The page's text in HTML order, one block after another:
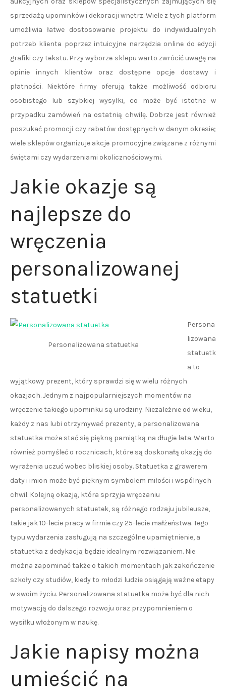
sprzedażą upominków i dekoracji wnętrz. Wiele z tych platform
umożliwia łatwe dostosowanie projektu do indywidualnych
potrzeb klienta poprzez intuicyjne narzędzia online do edycji
grafiki czy tekstu. Przy wyborze sklepu warto zwrócić uwagę na
opinie innych klientów oraz dostępne opcje dostawy i
płatności. Niektóre firmy oferują także możliwość odbioru
osobistego lub szybkiej wysyłki, co może być istotne w
przypadku zamówień na ostatnią chwilę. Dobrze jest również
poszukać promocji czy rabatów dostępnych w danym okresie;
wiele sklepów organizuje akcje promocyjne związane z różnymi
świętami czy wydarzeniami okolicznościowymi.
Jakie okazje są
najlepsze do
wręczenia
personalizowanej
statuetki
Personalizowana statuetka
Persona
lizowana
statuetk
a to
wyjątkowy prezent, który sprawdzi się w wielu różnych
okazjach. Jednym z najpopularniejszych momentów na
wręczenie takiego upominku są urodziny. Niezależnie od wieku,
każdy z nas lubi otrzymywać prezenty, a personalizowana
statuetka może stać się piękną pamiątką na długie lata. Warto
również pomyśleć o rocznicach, które są doskonałą okazją do
wyrażenia uczuć wobec bliskiej osoby. Statuetka z grawerem
daty i imion może być pięknym symbolem miłości i wspólnych
chwil. Kolejną okazją, która sprzyja wręczaniu
personalizowanych statuetek, są różnego rodzaju jubileusze,
takie jak 10-lecie pracy w firmie czy 25-lecie małżeństwa. Tego
typu wydarzenia zasługują na szczególne upamiętnienie, a
statuetka z dedykacją będzie idealnym rozwiązaniem. Nie
można zapominać także o takich momentach jak zakończenie
szkoły czy studiów, kiedy to młodzi ludzie osiągają ważne etapy
w swoim życiu. Personalizowana statuetka może być dla nich
motywacją do dalszego rozwoju oraz przypomnieniem o
wysiłku włożonym w naukę.
Jakie napisy można
umieścić na